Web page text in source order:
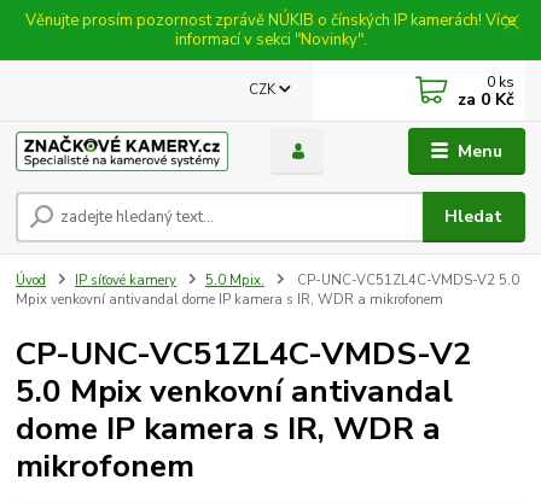
Věnujte prosím pozornost zprávě NÚKIB o čínských IP kamerách! Více
informací v sekci "Novinky".
Menu
CZK
Hledat
0 ks
za 0 Kč
Úvod IP síťové kamery 5.0 Mpix.
CP-UNC-VC51ZL4C-VMDS-V2 5.0
Mpix venkovní antivandal dome IP kamera s IR, WDR a mikrofonem
CP-UNC-VC51ZL4C-VMDS-V2
5.0 Mpix venkovní antivandal
dome IP kamera s IR, WDR a
mikrofonem